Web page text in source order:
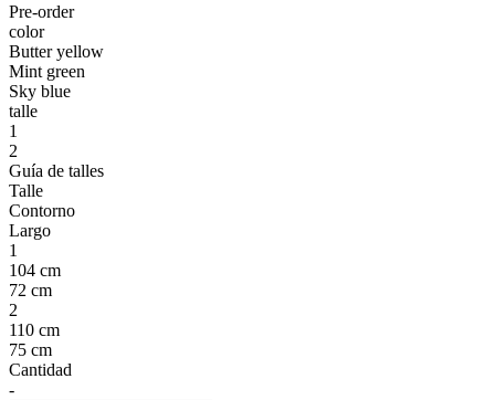
Pre-order
color
Butter yellow
Mint green
Sky blue
talle
1
2
Guía de talles
Talle
Contorno
Largo
1
104 cm
72 cm
2
110 cm
75 cm
Cantidad
-